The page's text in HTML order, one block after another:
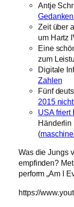
Antje
Zeit über
um Hartz
Eine
zum
Digitale
Zahlen
Fünf
2015
USA friert
Händerlin
(
Was die Jungs
empfinden?
perform „Am I
https://